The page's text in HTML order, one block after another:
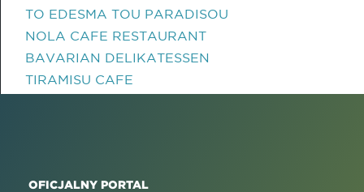
TO EDESMA TOU PARADISOU
NOLA CAFE RESTAURANT
BAVARIAN DELIKATESSEN
TIRAMISU CAFE
OFICJALNY PORTAL